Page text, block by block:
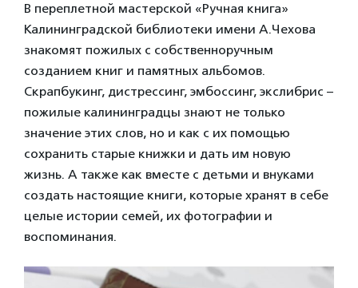
В переплетной мастерской «Ручная книга»
Калининградской библиотеки имени А.Чехова
знакомят пожилых с собственноручным
созданием книг и памятных альбомов.
Скрапбукинг, дистрессинг, эмбоссинг, экслибрис –
пожилые калининградцы знают не только
значение этих слов, но и как с их помощью
сохранить старые книжки и дать им новую
жизнь. А также как вместе с детьми и внуками
создать настоящие книги, которые хранят в себе
целые истории семей, их фотографии и
воспоминания.